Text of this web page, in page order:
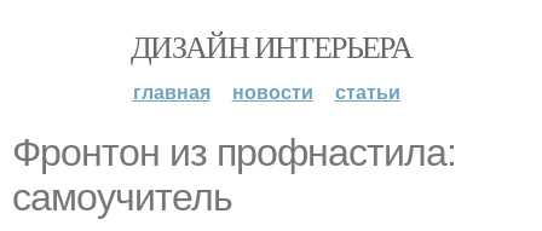
ДИЗАЙН ИНТЕРЬЕРА
главная новости статьи
Фронтон из профнастила:
самоучитель